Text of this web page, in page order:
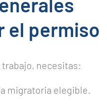
el permiso
necesitas:
migratoria elegible.